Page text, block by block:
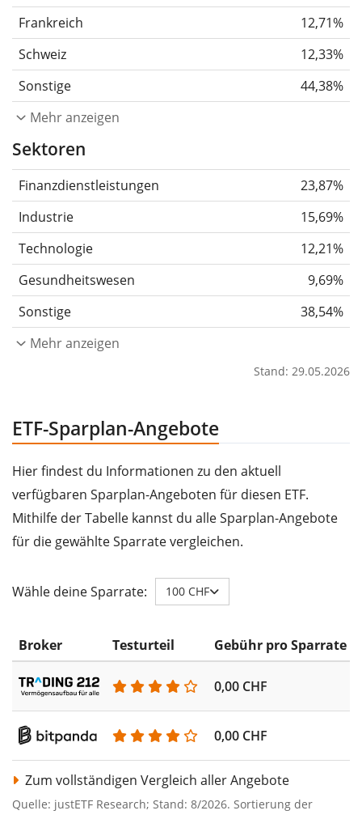
Frankreich
12,71%
Schweiz
12,33%
Sonstige
44,38%
Mehr anzeigen
Sektoren
Finanzdienstleistungen
23,87%
Industrie
15,69%
Technologie
12,21%
Gesundheitswesen
9,69%
Sonstige
38,54%
Mehr anzeigen
Stand: 29.05.2026
ETF-Sparplan-Angebote
Hier findest du Informationen zu den aktuell
verfügbaren Sparplan-Angeboten für diesen ETF.
Mithilfe der Tabelle kannst du alle Sparplan-Angebote
für die gewählte Sparrate vergleichen.
Wähle deine Sparrate: 100 CHF
Broker Testurteil Gebühr pro Sparrate
0,00 CHF
0,00 CHF
Zum vollständigen Vergleich aller Angebote
Quelle: justETF Research; Stand: 8/2026. Sortierung der